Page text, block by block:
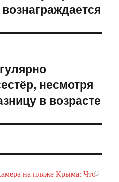
несмотря
в возрасте
i
на пляже Крыма: Что